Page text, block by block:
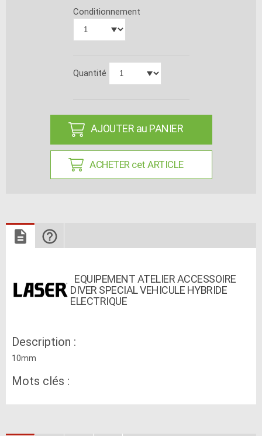
Conditionnement
Quantité
AJOUTER au PANIER
ACHETER cet ARTICLE
EQUIPEMENT ATELIER ACCESSOIRE
DIVER SPECIAL VEHICULE HYBRIDE
ELECTRIQUE
Description :
10mm
Mots clés :